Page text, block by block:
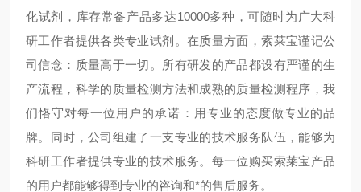
化试剂，库存常备产品多达10000多种，可随时为广大科
研工作者提供各类专业试剂。在质量方面，索莱宝谨记公
司信念：质量高于一切。所有研发的产品都设有严谨的生
产流程，科学的质量检测方法和成熟的质量检测程序，我
们恪守对每一位用户的承诺：用专业的态度做专业的品
牌。同时，公司组建了一支专业的技术服务队伍，能够为
科研工作者提供专业的技术服务。每一位购买索莱宝产品
的用户都能够得到专业的咨询和*的售后服务。